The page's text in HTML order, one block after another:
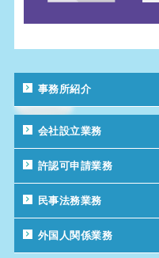
事務所紹介
会社設立業務
許認可申請業務
民事法務業務
外国人関係業務